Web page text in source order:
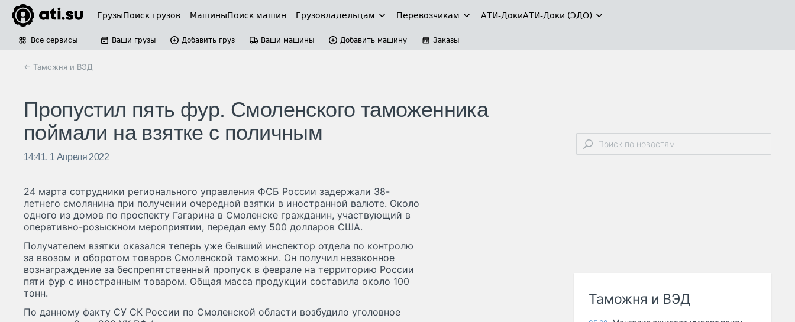
ГрузыПоиск грузов МашиныПоиск машин Грузовладельцам Перевозчикам АТИ-ДокиАТИ-Доки (ЭДО)
Все сервисы Ваши грузы Добавить груз Ваши машины Добавить машину Заказы
← Таможня и ВЭД
Пропустил пять фур. Смоленского таможенника
поймали на взятке с поличным
14:41, 1 Апреля 2022
24 марта сотрудники регионального управления ФСБ России задержали 38-
летнего смолянина при получении очередной взятки в иностранной валюте. Около
одного из домов по проспекту Гагарина в Смоленске гражданин, участвующий в
оперативно-розыскном мероприятии, передал ему 500 долларов США.
Получателем взятки оказался теперь уже бывший инспектор отдела по контролю
за ввозом и оборотом товаров Смоленской таможни. Он получил незаконное
вознаграждение за беспрепятственный пропуск в феврале на территорию России
пяти фур с иностранным товаром. Общая масса продукции составила около 100
тонн.
По данному факту СУ СК России по Смоленской области возбудило уголовное
Таможня и ВЭД